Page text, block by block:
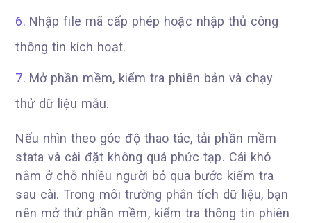
Nhập file mã cấp phép hoặc nhập thủ công
thông tin kích hoạt.
Mở phần mềm, kiểm tra phiên bản và chạy
thử dữ liệu mẫu.
Nếu nhìn theo góc độ thao tác, tải phần mềm
stata và cài đặt không quá phức tạp. Cái khó
nằm ở chỗ nhiều người bỏ qua bước kiểm tra
sau cài. Trong môi trường phân tích dữ liệu, bạn
nên mở thử phần mềm, kiểm tra thông tin phiên